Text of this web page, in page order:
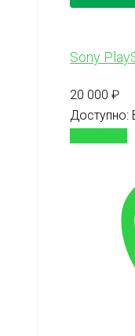
Sony
20 000 ₽
Доступно: